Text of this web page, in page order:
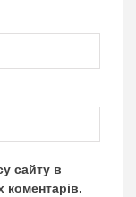
сайту в
коментарів.